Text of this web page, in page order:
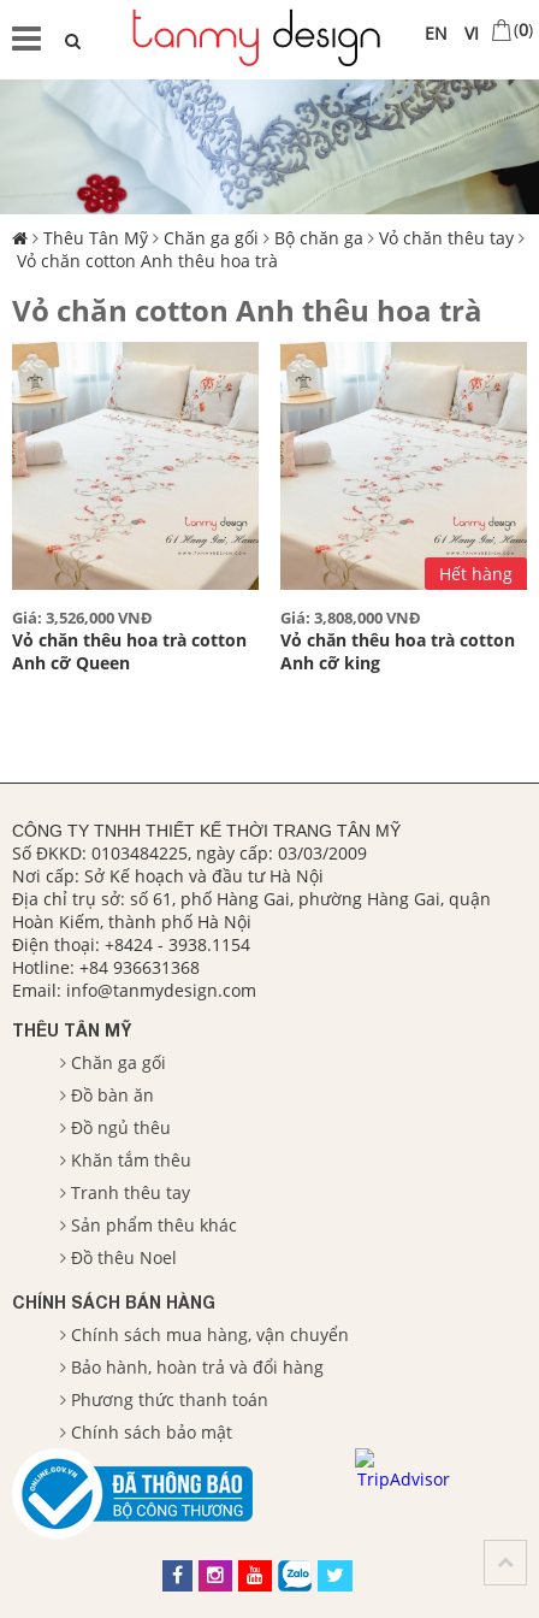
VI
EN (0)
Thêu Tân Mỹ Chăn ga gối Bộ chăn ga
Vỏ chăn thêu tay
Vỏ chăn cotton Anh thêu hoa trà
Vỏ chăn cotton Anh thêu hoa trà
Giá: 3,526,000 VNĐ
Vỏ chăn thêu hoa trà cotton
Anh cỡ Queen
Hết hàng
Giá: 3,808,000 VNĐ
Vỏ chăn thêu hoa trà cotton
Anh cỡ king
CÔNG TY TNHH THIẾT KẾ THỜI TRANG TÂN MỸ
Số ĐKKD: 0103484225, ngày cấp: 03/03/2009
Nơi cấp: Sở Kế hoạch và đầu tư Hà Nội
Địa chỉ trụ sở: số 61, phố Hàng Gai, phường Hàng Gai, quận
Hoàn Kiếm, thành phố Hà Nội
Điện thoại: +8424 - 3938.1154
Hotline: +84 936631368
Email: info@tanmydesign.com
THÊU TÂN MỸ
Chăn ga gối
Đồ bàn ăn
Đồ ngủ thêu
Khăn tắm thêu
Tranh thêu tay
Sản phẩm thêu khác
Đồ thêu Noel
CHÍNH SÁCH BÁN HÀNG
Chính sách mua hàng, vận chuyển
Bảo hành, hoàn trả và đổi hàng
Phương thức thanh toán
Chính sách bảo mật